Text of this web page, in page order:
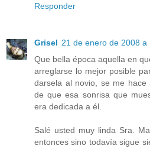
Responder
Grisel 21 de enero de 2008 a
Que bella época aquella en
arreglarse lo mejor posible
darsela al novio, se me
de que esa sonrisa que
era dedicada a él.
Salé usted muy linda Sra.
entonces sino todavía sigue